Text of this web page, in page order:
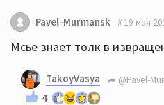
Pavel-Murmansk 19 мая
Мсье знает толк в
TakoyVasya @Pavel-
4